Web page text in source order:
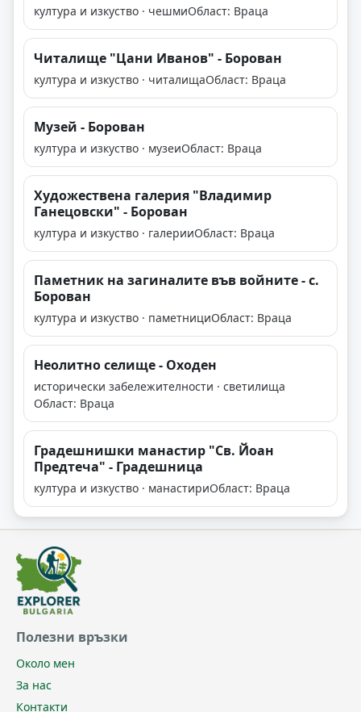
култура и изкуство · чешмиОбласт: Враца
Читалище "Цани Иванов" - Борован
култура и изкуство · читалищаОбласт: Враца
Музей - Борован
култура и изкуство · музеиОбласт: Враца
Художествена галерия "Владимир
Ганецовски" - Борован
култура и изкуство · галерииОбласт: Враца
Паметник на загиналите във войните - с.
Борован
култура и изкуство · паметнициОбласт: Враца
Неолитно селище - Оходен
исторически забележителности · светилища
Област: Враца
Градешнишки манастир "Св. Йоан
Предтеча" - Градешница
култура и изкуство · манастириОбласт: Враца
Полезни връзки
Около мен
За нас
Контакти